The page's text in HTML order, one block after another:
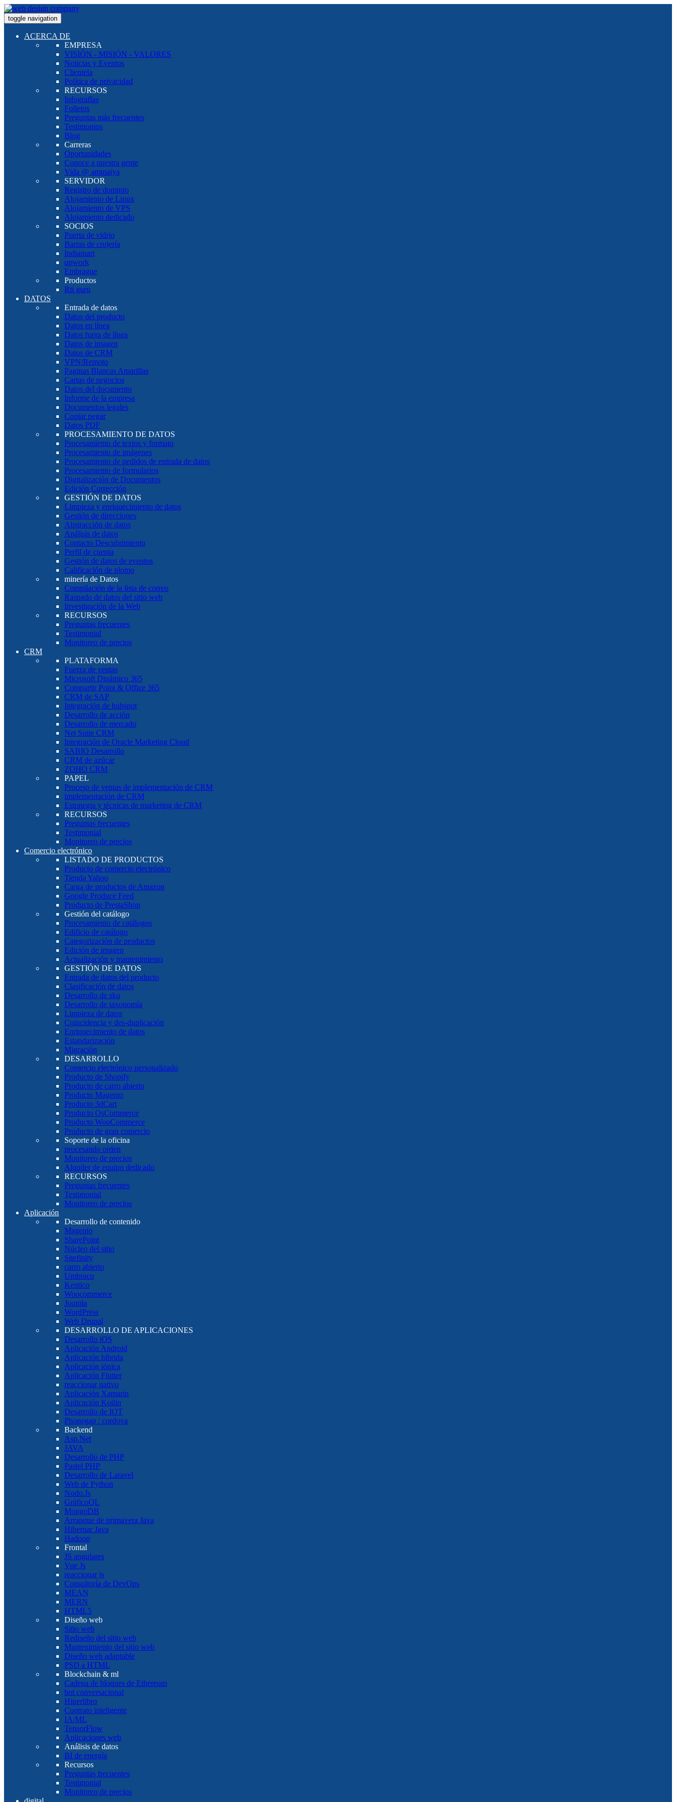
toggle navigation
ACERCA DE
EMPRESA
VISIÓN - MISIÓN - VALORES
Noticias y Eventos
Clientela
Política de privacidad
RECURSOS
Infografías
Folletos
Preguntas más frecuentes
Testimonios
Blog
Carreras
Oportunidades
Conoce a nuestra gente
Vida @ ammaiya
SERVIDOR
Registro de dominio
Alojamiento de Linux
Alojamiento de VPS
Alojamiento dedicado
SOCIOS
Puerta de vidrio
Barras de crujería
Indiamart
upwork
Embrague
Productos
Rti guru
DATOS
Entrada de datos
Datos del producto
Datos en línea
Datos fuera de línea
Datos de imagen
Datos de CRM
VPN/Remoto
Paginas Blancas Amarillas
Cartas de negocios
Datos del documento
Informe de la empresa
Documentos legales
Copiar pegar
Datos PDF
PROCESAMIENTO DE DATOS
Procesamiento de textos y formato
Procesamiento de imágenes
Procesamiento de pedidos de entrada de datos
Procesamiento de formularios
Digitalización de Documentos
Edición Corrección
GESTIÓN DE DATOS
Limpieza y enriquecimiento de datos
Gestión de direcciones
Abstracción de datos
Análisis de datos
Contacto Descubrimiento
Perfil de cuenta
Gestión de datos de eventos
Calificación de plomo
minería de Datos
Compilación de la lista de correo
Raspado de datos del sitio web
Investigación de la Web
RECURSOS
Preguntas frecuentes
Testimonial
Monitoreo de precios
CRM
PLATAFORMA
Fuerza de ventas
Microsoft Dinámico 365
Compartir Point & Office 365
CRM de SAP
Integración de hubspot
Desarrollo de acción
Desarrollo de mercado
Net Suite CRM
Integración de Oracle Marketing Cloud
SABIO Desarrollo
CRM de azúcar
ZOHO CRM
PAPEL
Proceso de ventas de implementación de CRM
implementación de CRM
Estrategia y técnicas de marketing de CRM
RECURSOS
Preguntas frecuentes
Testimonial
Monitoreo de precios
Comercio electrónico
LISTADO DE PRODUCTOS
Producto de comercio electrónico
Tienda Yahoo
Carga de productos de Amazon
Google Produce Feed
Producto de PrestaShop
Gestión del catálogo
Procesamiento de catálogos
Edificio de catálogo
Categorización de productos
Edición de imagen
Actualización y mantenimiento
GESTIÓN DE DATOS
Entrada de datos del producto
Clasificación de datos
Desarrollo de sku
Desarrollo de taxonomía
Limpieza de datos
Coincidencia y des-duplicación
Enriquecimiento de datos
Estandarización
Migración
DESARROLLO
Comercio electrónico personalizado
Producto de Shopify
Producto de carro abierto
Producto Magento
Producto 3dCart
Producto OsCommerce
Producto WooCommerce
Producto de gran comercio
Soporte de la oficina
procesando orden
Monitoreo de precios
Alquiler de equipo dedicado
RECURSOS
Preguntas frecuentes
Testimonial
Monitoreo de precios
Aplicación
Desarrollo de contenido
Magento
SharePoint
Núcleo del sitio
Sitefinity
carro abierto
Umbraco
Kentico
Woocommerce
Joomla
WordPress
Web Drupal
DESARROLLO DE APLICACIONES
Desarrollo iOS
Aplicación Android
Aplicación híbrida
Aplicación iónica
Aplicación Flutter
reaccionar nativo
Aplicación Xamarin
Aplicación Kotlin
Desarrollo de IOT
Phonegap / cordova
Backend
Asp.Net
JAVA
Desarrollo de PHP
Pastel PHP
Desarrollo de Laravel
Web de Python
Nodo.Js
GráficoQL
MongoDB
Arranque de primavera Java
Hibernar Java
Hadoop
Frontal
JS angulares
Vue Js
reaccionar js
Consultoría de DevOps
MEAN
MERN
HTML5
Diseño web
Sitio web
Rediseño del sitio web
Mantenimiento del sitio web
Diseño web adaptable
PSD a HTML
Blockchain & ml
Cadena de bloques de Ethereum
bot conversacional
Hiperlibro
Contrato inteligente
IA/ML
TensorFlow
Aplicaciones web
Análisis de datos
BI de energía
Recursos
Preguntas frecuentes
Testimonial
Monitoreo de precios